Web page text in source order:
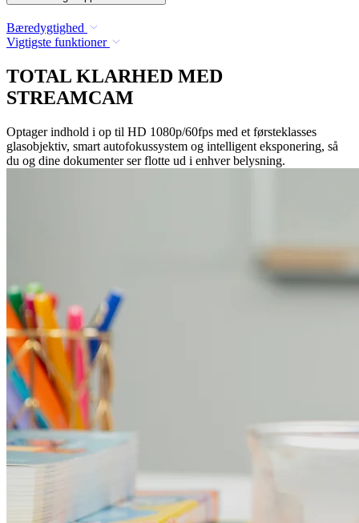
Bæredygtighed
Vigtigste funktioner
TOTAL KLARHED MED
STREAMCAM
Optager indhold i op til HD 1080p/60fps med et førsteklasses
glasobjektiv, smart autofokussystem og intelligent eksponering, så
du og dine dokumenter ser flotte ud i enhver belysning.